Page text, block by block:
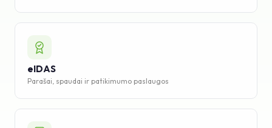
eIDAS
Parašai, spaudai ir patikimumo paslaugos